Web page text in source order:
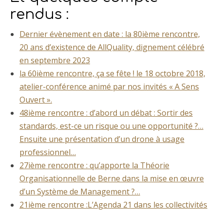
rendus :
Dernier évènement en date : la 80ième rencontre,
20 ans d’existence de AllQuality, dignement célébré
en septembre 2023
la 60ième rencontre, ça se fête ! le 18 octobre 2018,
atelier-conférence animé par nos invités « A Sens
Ouvert ».
48ième rencontre : d’abord un débat : Sortir des
standards, est-ce un risque ou une opportunité ?…
Ensuite une présentation d’un drone à usage
professionnel…
27ième rencontre : qu’apporte la Théorie
Organisationnelle de Berne dans la mise en œuvre
d’un Système de Management ?…
21ième rencontre :L’Agenda 21 dans les collectivités